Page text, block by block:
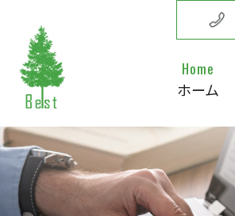
Home
ホーム